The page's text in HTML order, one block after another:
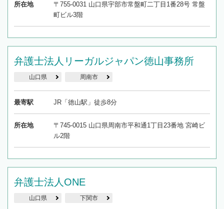
所在地
〒755-0031 山口県宇部市常盤町二丁目1番28号 常盤
町ビル3階
弁護士法人リーガルジャパン徳山事務所
山口県 周南市
最寄駅 JR「徳山駅」徒歩8分
所在地
〒745-0015 山口県周南市平和通1丁目23番地 宮崎ビ
ル2階
弁護士法人ONE
山口県 下関市